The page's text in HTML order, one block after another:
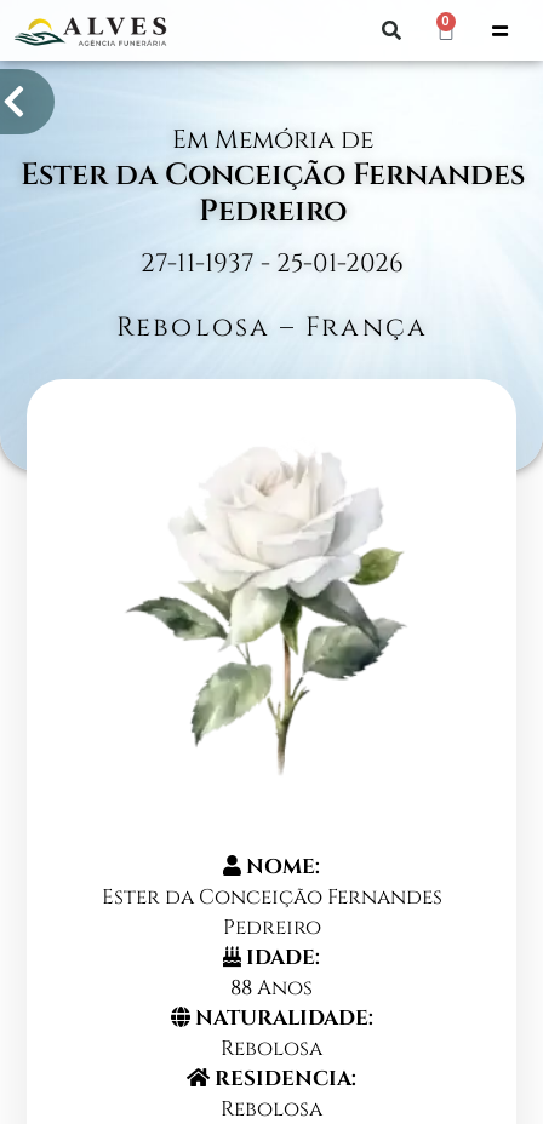
0
Em Memória de
Ester da Conceição Fernandes
Pedreiro
27-11-1937 - 25-01-2026
Rebolosa – França
NOME:
Ester da Conceição Fernandes
Pedreiro
IDADE:
88 Anos
NATURALIDADE:
Rebolosa
RESIDENCIA:
Rebolosa